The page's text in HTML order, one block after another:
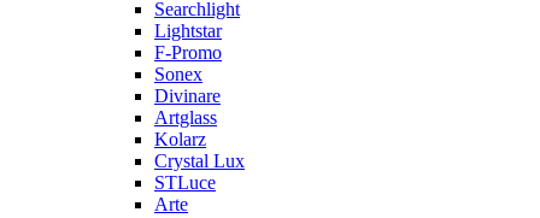
Searchlight
Lightstar
F-Promo
Sonex
Divinare
Artglass
Kolarz
Crystal Lux
STLuce
Arte